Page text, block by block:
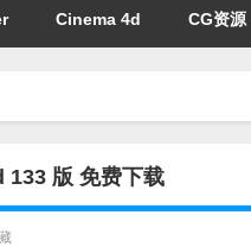
Cinema 4d CG资源
版 免费下载